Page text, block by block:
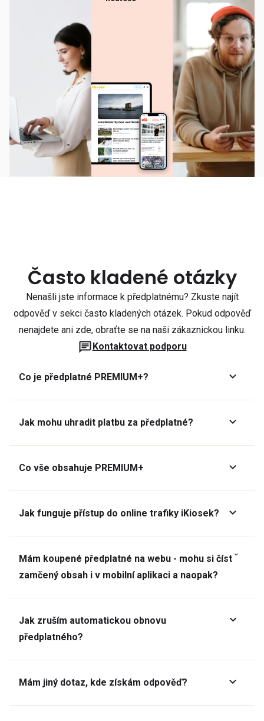
Často kladené otázky
Nenašli jste informace k předplatnému? Zkuste najít
odpověď v sekci často kladených otázek. Pokud odpověď
nenajdete ani zde, obraťte se na naši zákaznickou linku.
Kontaktovat podporu
Co je předplatné PREMIUM+?
Jak mohu uhradit platbu za předplatné?
Co vše obsahuje PREMIUM+
Jak funguje přístup do online trafiky iKiosek?
Mám koupené předplatné na webu - mohu si číst
zamčený obsah i v mobilní aplikaci a naopak?
Jak zruším automatickou obnovu
předplatného?
Mám jiný dotaz, kde získám odpověď?